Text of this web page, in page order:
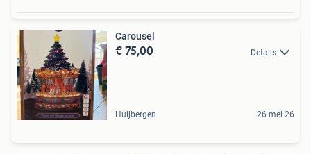
Carousel
€ 75,00 Details
Huijbergen 26 mei 26